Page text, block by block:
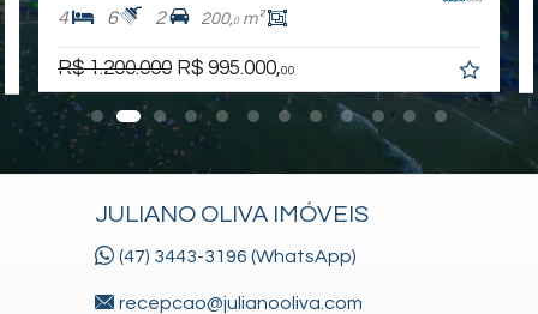
4 6 2 200,0m²
R$ 1.200.000 R$ 995.000,00
JULIANO OLIVA IMÓVEIS
(47) 3443-3196 (WhatsApp)
recepcao@julianooliva.com